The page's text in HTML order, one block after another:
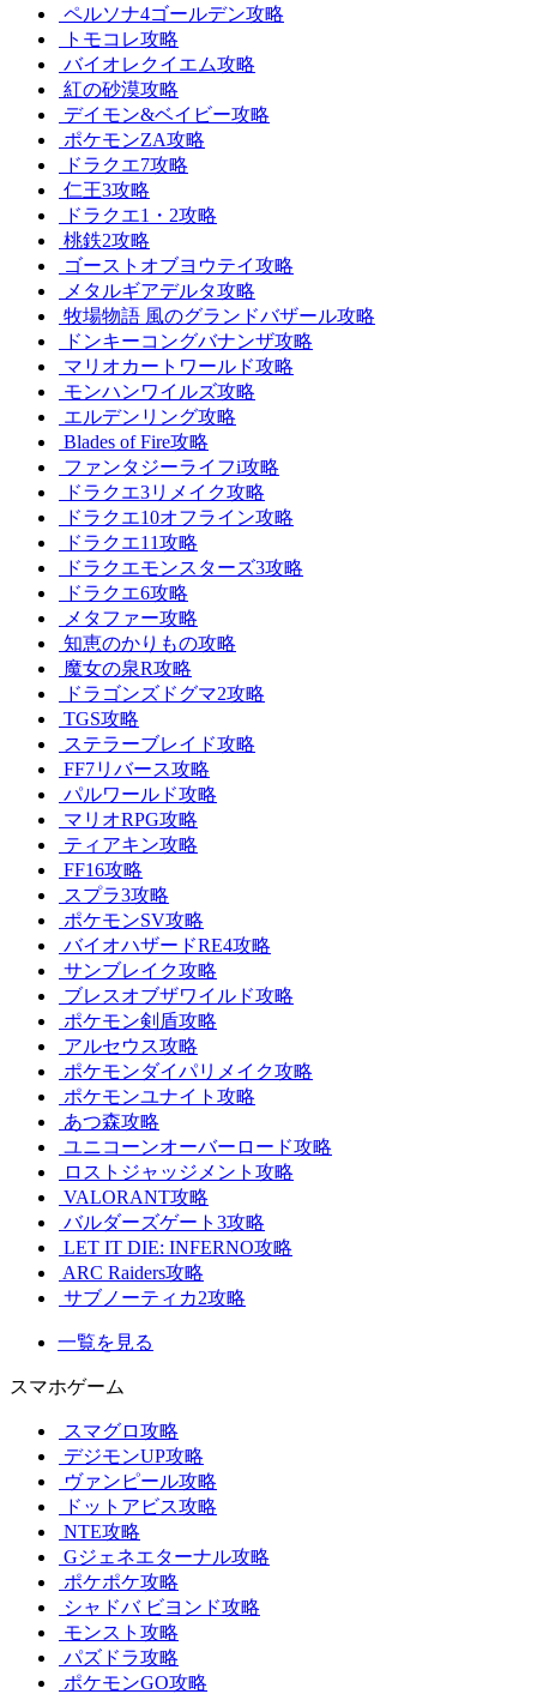
ペルソナ4ゴールデン攻略
トモコレ攻略
バイオレクイエム攻略
紅の砂漠攻略
デイモン&ベイビー攻略
ポケモンZA攻略
ドラクエ7攻略
仁王3攻略
ドラクエ1・2攻略
桃鉄2攻略
ゴーストオブヨウテイ攻略
メタルギアデルタ攻略
牧場物語 風のグランドバザール攻略
ドンキーコングバナンザ攻略
マリオカートワールド攻略
モンハンワイルズ攻略
エルデンリング攻略
Blades of Fire攻略
ファンタジーライフi攻略
ドラクエ3リメイク攻略
ドラクエ10オフライン攻略
ドラクエ11攻略
ドラクエモンスターズ3攻略
ドラクエ6攻略
メタファー攻略
知恵のかりもの攻略
魔女の泉R攻略
ドラゴンズドグマ2攻略
TGS攻略
ステラーブレイド攻略
FF7リバース攻略
パルワールド攻略
マリオRPG攻略
ティアキン攻略
FF16攻略
スプラ3攻略
ポケモンSV攻略
バイオハザードRE4攻略
サンブレイク攻略
ブレスオブザワイルド攻略
ポケモン剣盾攻略
アルセウス攻略
ポケモンダイパリメイク攻略
ポケモンユナイト攻略
あつ森攻略
ユニコーンオーバーロード攻略
ロストジャッジメント攻略
VALORANT攻略
バルダーズゲート3攻略
LET IT DIE: INFERNO攻略
ARC Raiders攻略
サブノーティカ2攻略
一覧を見る
スマホゲーム
スマグロ攻略
デジモンUP攻略
ヴァンピール攻略
ドットアビス攻略
NTE攻略
Gジェネエターナル攻略
ポケポケ攻略
シャドバ ビヨンド攻略
モンスト攻略
パズドラ攻略
ポケモンGO攻略